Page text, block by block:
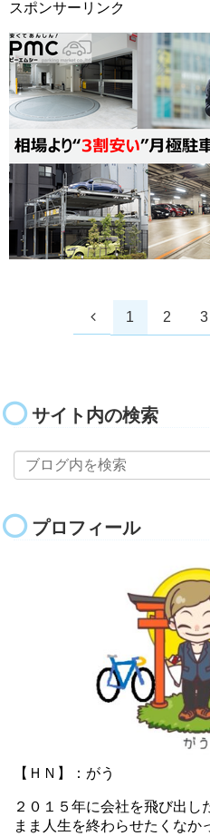
スポンサーリンク
1 2 3
サイト内の検索
プロフィール
【ＨＮ】：がう
２０１５年に会社を飛び出し
まま人生を終わらせたくなか